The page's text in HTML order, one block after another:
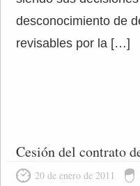
desconocimiento de
revisables por la […]
Cesión del contrato
20 de enero de 2011